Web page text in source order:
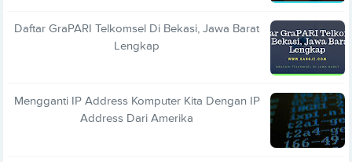
Daftar GraPARI Telkomsel Di Bekasi, Jawa Barat
Lengkap
Mengganti IP Address Komputer Kita Dengan IP
Address Dari Amerika